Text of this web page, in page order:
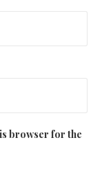
browser for the